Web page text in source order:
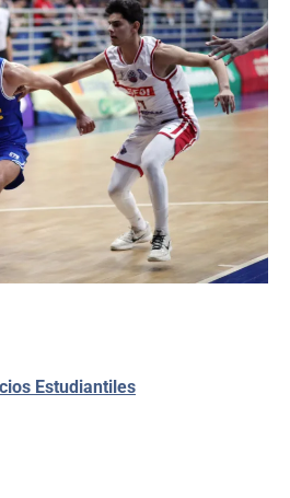
Estudiantiles